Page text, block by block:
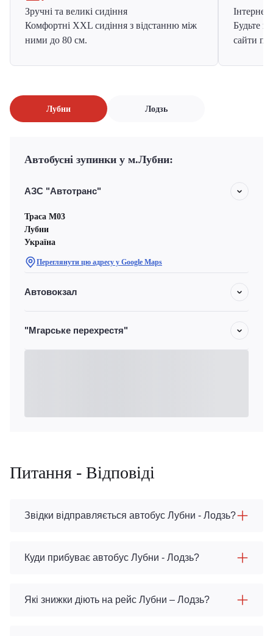
Зручні та великі сидіння
Комфортні XXL сидіння з відстанню між
ними до 80 см.
Інтернет
Будьте
сайти
Лубни Лодзь
Автобусні зупинки у м.Лубни:
АЗС "Автотранс"
Траса М03
Лубни
Україна
Переглянути цю адресу у Google Maps
Автовокзал
"Мгарське перехрестя"
Питання - Відповіді
Звідки відправляється автобус Лубни - Лодзь?
Куди прибуває автобус Лубни - Лодзь?
Які знижки діють на рейс Лубни – Лодзь?